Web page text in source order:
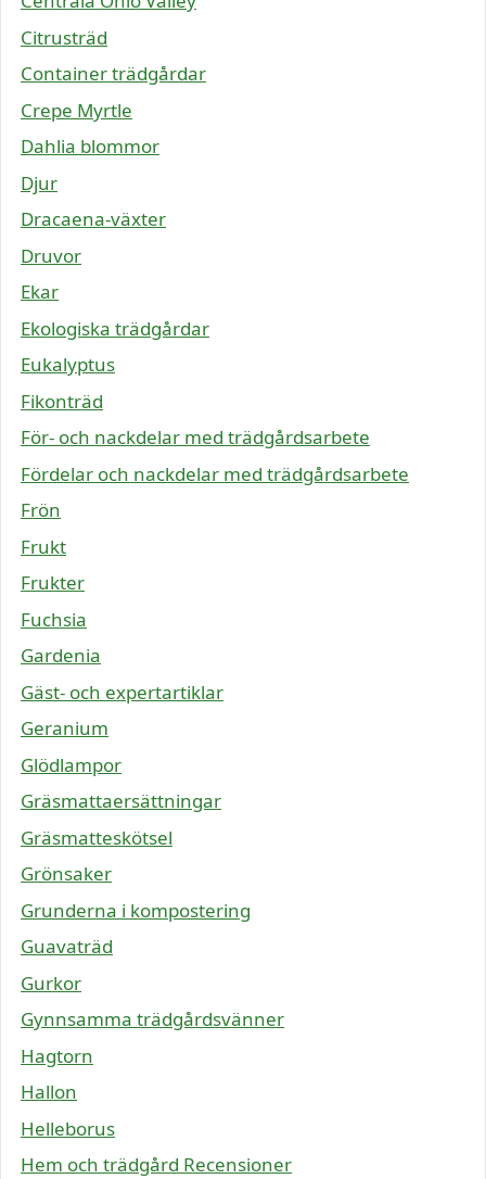
Citrusträd
Container trädgårdar
Crepe Myrtle
Dahlia blommor
Djur
Dracaena-växter
Druvor
Ekar
Ekologiska trädgårdar
Eukalyptus
Fikonträd
För- och nackdelar med trädgårdsarbete
Fördelar och nackdelar med trädgårdsarbete
Frön
Frukt
Frukter
Fuchsia
Gardenia
Gäst- och expertartiklar
Geranium
Glödlampor
Gräsmattaersättningar
Gräsmatteskötsel
Grönsaker
Grunderna i kompostering
Guavaträd
Gurkor
Gynnsamma trädgårdsvänner
Hagtorn
Hallon
Helleborus
Hem och trädgård Recensioner